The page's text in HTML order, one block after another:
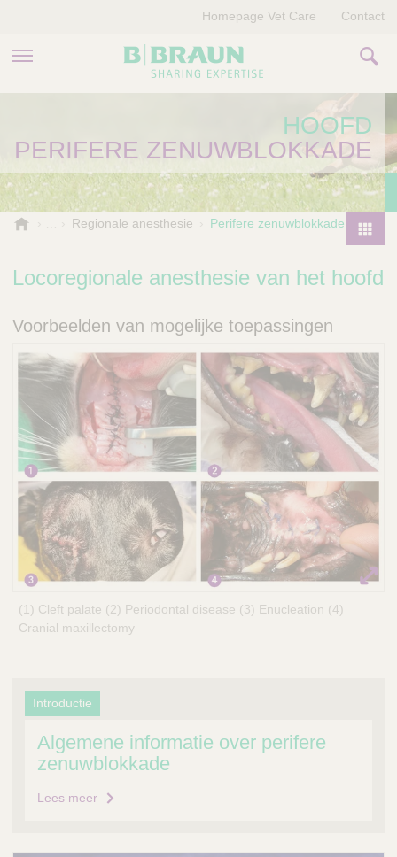
OVER ONS
VERHALEN
Homepage Vet Care Contact
HOOFD
PERIFERE ZENUWBLOKKADE
P
r
c
t
u
c
k
F
i
n
d
e
r
n
C
r
e
Regionale anesthesie Perifere zenuwblokkade
Locoregionale anesthesie van het hoofd
Voorbeelden van mogelijke toepassingen
(1) Cleft palate (2) Periodontal disease (3) Enucleation (4)
Cranial maxillectomy
Introductie
Algemene informatie over perifere
zenuwblokkade
Lees meer